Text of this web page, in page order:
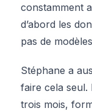
constamment
d’abord les
pas de
Stéphane a
faire cela
trois mois,